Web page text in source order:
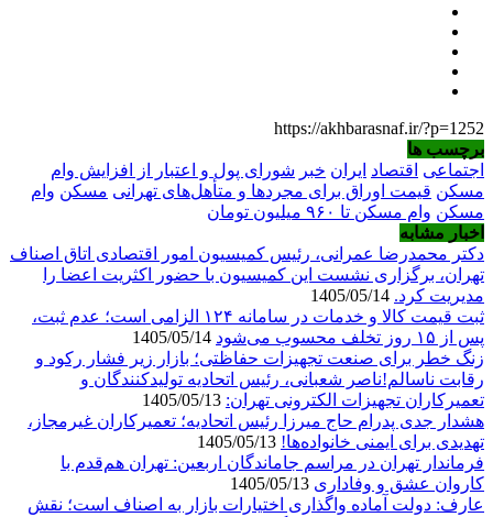
https://akhbarasnaf.ir/?p=1252
برچسب ها
اجتماعی اقتصاد ایران خبر شورای پول و اعتبار از افزایش وام
مسکن قیمت اوراق برای مجردها و متأهل‌های تهرانی مسکن وام
مسکن وام مسکن تا ۹۶۰ میلیون تومان
اخبار مشابه
دکتر محمدرضا عمرانی، رئیس کمیسیون امور اقتصادی اتاق اصناف
تهران، برگزاری نشست این کمیسیون با حضور اکثریت اعضا را
مدیریت کرد.
ثبت قیمت کالا و خدمات در سامانه ۱۲۴ الزامی است؛ عدم ثبت،
پس از ۱۵ روز تخلف محسوب می‌شود
زنگ خطر برای صنعت تجهیزات حفاظتی؛ بازار زیر فشار رکود و
رقابت ناسالم!ناصر شعبانی، رئیس اتحادیه تولیدکنندگان و
تعمیرکاران تجهیزات الکترونی تهران:
هشدار جدی پدرام حاج میرزا رئیس اتحادیه؛ تعمیرکاران غیرمجاز،
تهدیدی برای ایمنی خانواده‌ها!
فرماندار تهران در مراسم جاماندگان اربعین: تهران هم‌قدم با
کاروان عشق و وفاداری
عارف: دولت آماده واگذاری اختیارات بازار به اصناف است؛ نقش